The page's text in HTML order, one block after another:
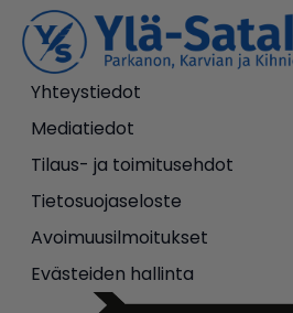
Yhteystiedot
Mediatiedot
Tilaus- ja toimitusehdot
Tietosuojaseloste
Avoimuusilmoitukset
Evästeiden hallinta